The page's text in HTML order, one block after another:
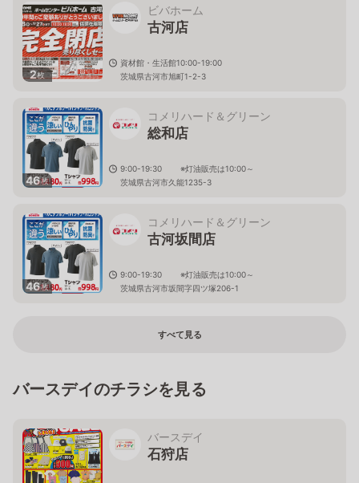
2枚
ビバホーム
古河店
資材館・生活館10:00-19:00
茨城県古河市旭町1-2-3
46枚
コメリハード＆グリーン
総和店
9:00-19:30 ※灯油販売は10:00～
茨城県古河市久能1235-3
46枚
コメリハード＆グリーン
古河坂間店
9:00-19:30 ※灯油販売は10:00～
茨城県古河市坂間字四ツ塚206-1
すべて見る
バースデイのチラシを見る
バースデイ
石狩店